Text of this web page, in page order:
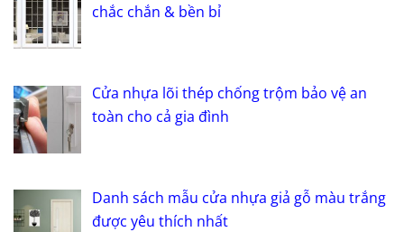
chắc chắn & bền bỉ
Cửa nhựa lõi thép chống trộm bảo vệ an
toàn cho cả gia đình
Danh sách mẫu cửa nhựa giả gỗ màu trắng
được yêu thích nhất